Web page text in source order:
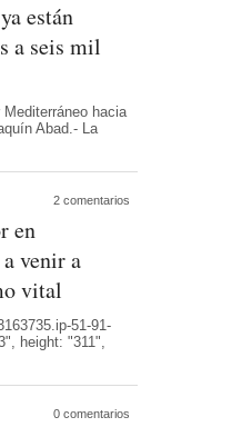
están
a seis mil
hacia
Abad.- La
2 comentarios
en
venir a
vital
51-91-
height: "311",
0 comentarios